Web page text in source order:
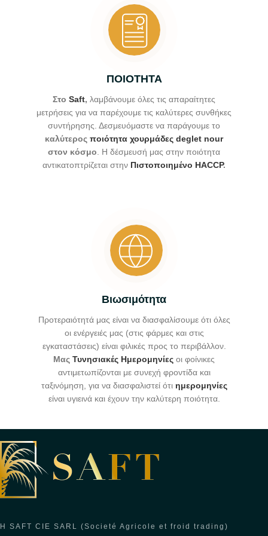
ΠΟΙΟΤΗΤΑ
Στο Saft, λαμβάνουμε όλες τις απαραίτητες
μετρήσεις για να παρέχουμε τις καλύτερες συνθήκες
συντήρησης. Δεσμευόμαστε να παράγουμε το
καλύτερος ποιότητα χουρμάδες deglet nour
στον κόσμο. Η δέσμευσή μας στην ποιότητα
αντικατοπτρίζεται στην Πιστοποιημένο HACCP.
Βιωσιμότητα
Προτεραιότητά μας είναι να διασφαλίσουμε ότι όλες
οι ενέργειές μας (στις φάρμες και στις
εγκαταστάσεις) είναι φιλικές προς το περιβάλλον.
Μας Τυνησιακές Ημερομηνίες οι φοίνικες
αντιμετωπίζονται με συνεχή φροντίδα και
ταξινόμηση, για να διασφαλιστεί ότι ημερομηνίες
είναι υγιεινά και έχουν την καλύτερη ποιότητα.
Η SAFT CIE SARL (Societé Agricole et froid trading)